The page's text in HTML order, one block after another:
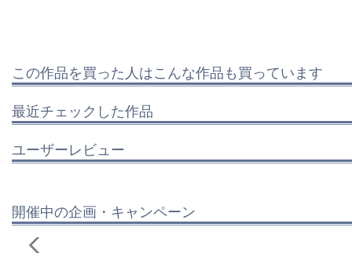
この作品を買った人はこんな作品も買っています
最近チェックした作品
ユーザーレビュー
開催中の企画・キャンペーン